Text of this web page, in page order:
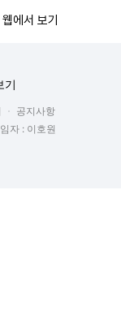
에서 보기
기
공지사항
자 : 이호원